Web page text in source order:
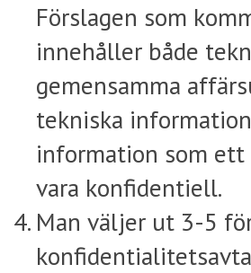
Förslagen som
innehåller både
gemensamma
tekniska
information som
vara konfidentiell.
Man väljer ut 3-5